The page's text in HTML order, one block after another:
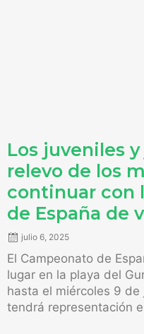
Los juveniles
relevo de los
continuar con
de España de
julio 6, 2025
El Campeonato de
lugar en la playa del
hasta el miércoles 9
tendrá representación